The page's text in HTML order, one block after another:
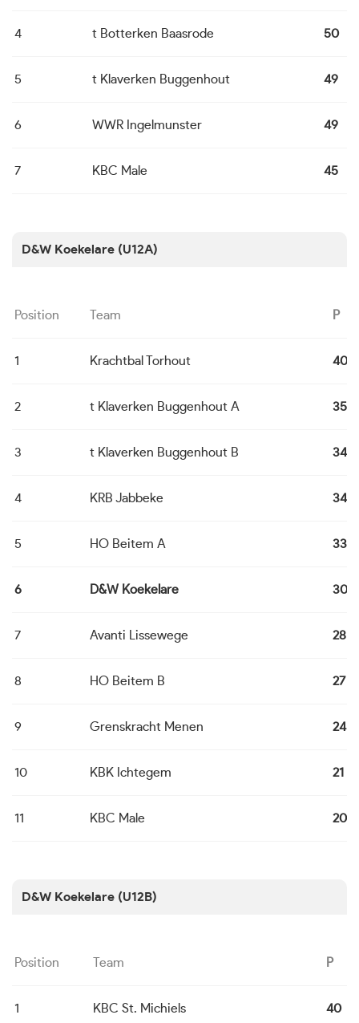
4 t Botterken Baasrode 50
5 t Klaverken Buggenhout 49
6 WWR Ingelmunster 49
7 KBC Male 45
D&W Koekelare (U12A)
Position Team P
1 Krachtbal Torhout 40
2 t Klaverken Buggenhout A 35
3 t Klaverken Buggenhout B 34
4 KRB Jabbeke 34
5 HO Beitem A 33
6 D&W Koekelare 30
7 Avanti Lissewege 28
8 HO Beitem B 27
9 Grenskracht Menen 24
10 KBK Ichtegem 21
11 KBC Male 20
D&W Koekelare (U12B)
Position Team P
1 KBC St. Michiels 40